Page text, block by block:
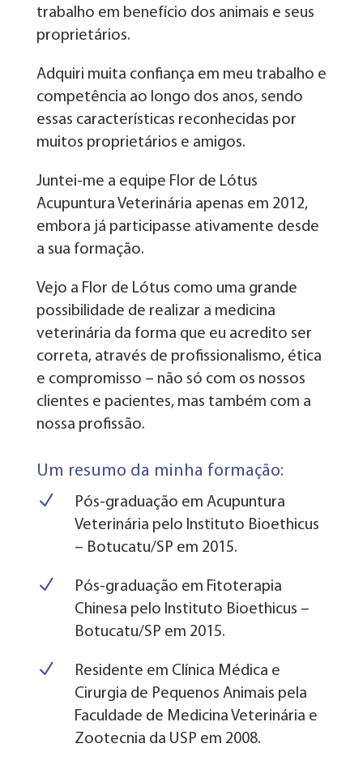
trabalho em benefício dos animais e seus
proprietários.
Adquiri muita confiança em meu trabalho e
competência ao longo dos anos, sendo
essas características reconhecidas por
muitos proprietários e amigos.
Juntei-me a equipe Flor de Lótus
Acupuntura Veterinária apenas em 2012,
embora já participasse ativamente desde
a sua formação.
Vejo a Flor de Lótus como uma grande
possibilidade de realizar a medicina
veterinária da forma que eu acredito ser
correta, através de profissionalismo, ética
e compromisso – não só com os nossos
clientes e pacientes, mas também com a
nossa profissão.
Um resumo da minha formação:
N
Pós-graduação em Acupuntura
Veterinária pelo Instituto Bioethicus
– Botucatu/SP em 2015.
N
Pós-graduação em Fitoterapia
Chinesa pelo Instituto Bioethicus –
Botucatu/SP em 2015.
N
Residente em Clínica Médica e
Cirurgia de Pequenos Animais pela
Faculdade de Medicina Veterinária e
Zootecnia da USP em 2008.